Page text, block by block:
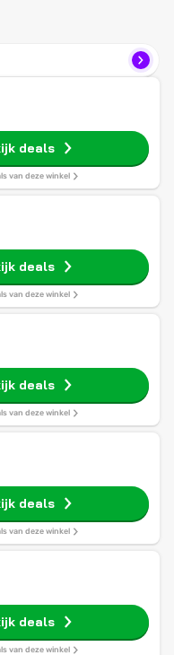
deals
van deze winkel
deals
van deze winkel
deals
van deze winkel
deals
van deze winkel
deals
van deze winkel